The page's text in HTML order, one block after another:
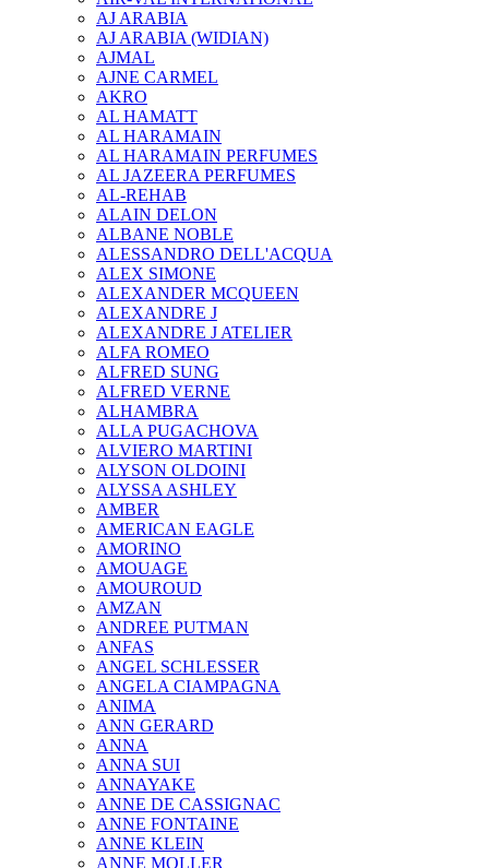
AJ ARABIA
AJ ARABIA (WIDIAN)
AJMAL
AJNE CARMEL
AKRO
AL HAMATT
AL HARAMAIN
AL HARAMAIN PERFUMES
AL JAZEERA PERFUMES
AL-REHAB
ALAIN DELON
ALBANE NOBLE
ALESSANDRO DELL'ACQUA
ALEX SIMONE
ALEXANDER MCQUEEN
ALEXANDRE J
ALEXANDRE J ATELIER
ALFA ROMEO
ALFRED SUNG
ALFRED VERNE
ALHAMBRA
ALLA PUGACHOVA
ALVIERO MARTINI
ALYSON OLDOINI
ALYSSA ASHLEY
AMBER
AMERICAN EAGLE
AMORINO
AMOUAGE
AMOUROUD
AMZAN
ANDREE PUTMAN
ANFAS
ANGEL SCHLESSER
ANGELA CIAMPAGNA
ANIMA
ANN GERARD
ANNA
ANNA SUI
ANNAYAKE
ANNE DE CASSIGNAC
ANNE FONTAINE
ANNE KLEIN
ANNE MOLLER